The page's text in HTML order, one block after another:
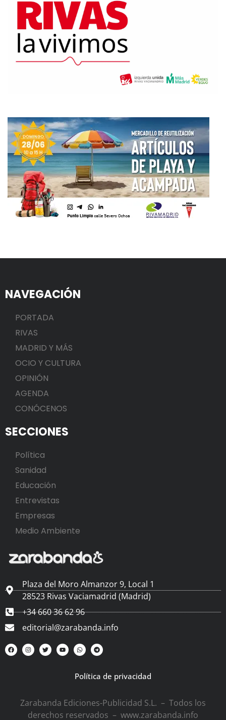
NAVEGACIÓN
PORTADA
RIVAS
MADRID Y MÁS
OCIO Y CULTURA
OPINIÓN
AGENDA
CONÓCENOS
SECCIONES
Política
Sanidad
Educación
Entrevistas
Empresas
Medio Ambiente
Plaza del Moro Almanzor 9, Local 1
28523 Rivas Vaciamadrid (Madrid)
+34 660 36 62 96
editorial@zarabanda.info
Política de privacidad
Zarabanda Ediciones-Publicidad S.L. – Todos los
derechos reservados – www.zarabanda.info